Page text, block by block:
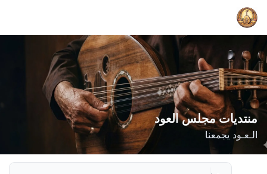
منتديات مجلس العود
الـعـود يجمعنا